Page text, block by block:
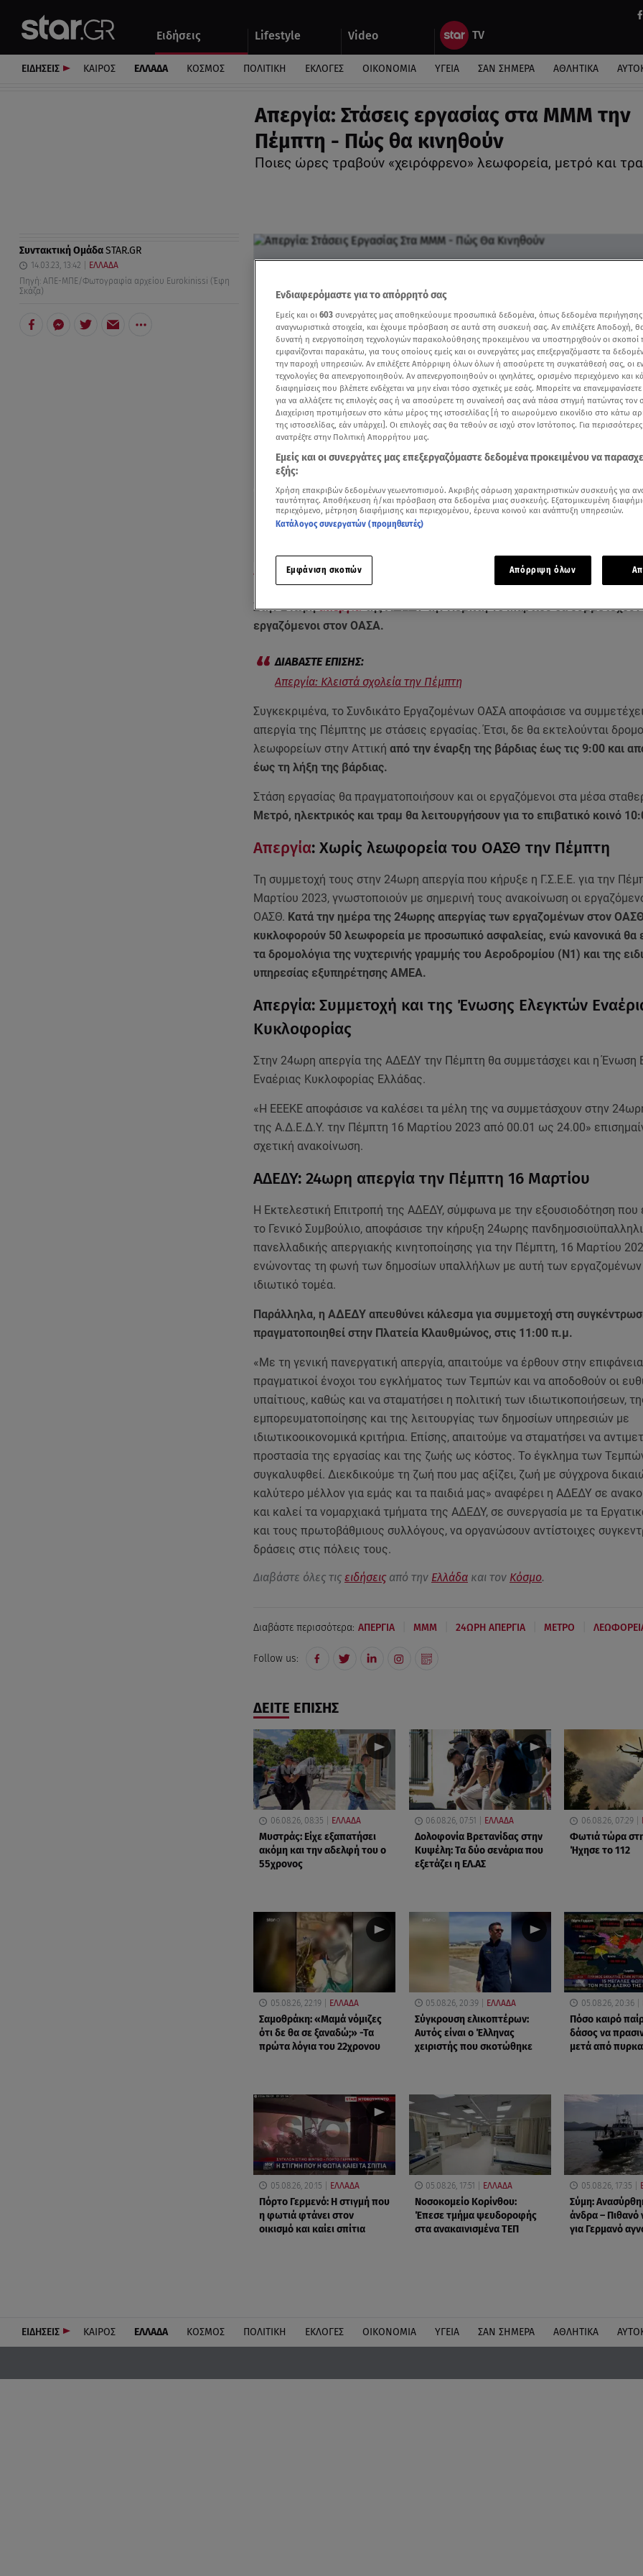
Ειδήσεις Lifestyle Video
Αυτοκίνητο
ΕΙΔΗΣΕΙΣ ΚΑΙΡΟΣ ΕΛΛΑΔΑ ΚΟΣΜΟΣ ΠΟΛΙΤΙΚΗ ΕΚΛΟΓΕΣ ΟΙΚΟΝΟΜΙΑ ΥΓΕΙΑ ΣΑΝ ΣΗΜΕΡΑ ΑΘΛΗΤΙΚΑ
Απεργία: Στάσεις εργασίας στα ΜΜΜ την
Πέμπτη - Πώς θα κινηθούν
Ποιες ώρες τραβούν «χειρόφρενο» λεωφορεία, μετρό και
Συντακτική ΟμάδαSTAR.GR
14.03.23, 13:42
ΕΛΛΑΔΑ
Πηγή: ΑΠΕ-ΜΠΕ/Φωτογραφία αρχείου Eurokinissi (Έφη
Σκάζα)
Δείτε περισσότερα άρθρα μας στα αποτελέσματα αναζήτησης
Μαζικές κινητοποιήσεις σε όλη την Ελλάδα στις 8 Μαρτίου / Βίντεο από το δελτίο του Star
Στην 24ωρηαπεργίατης ΑΔΕΔΥ την Πέμπτη 16 Μαρτίου θα συμμετέχουν
εργαζόμενοι στον ΟΑΣΑ.
Απεργία: Κλειστά σχολεία την Πέμπτη
Συγκεκριμένα, το Συνδικάτο Εργαζομένων ΟΑΣΑ αποφάσισε να
απεργία της Πέμπτης με στάσεις εργασίας. Έτσι, δε θα εκτελούνται
λεωφορείων στην Αττική από την έναρξη της βάρδιας έως τις 9:00 και
έως τη λήξη της βάρδιας.
Στάση εργασίας θα πραγματοποιήσουν και οι εργαζόμενοι στα μέσα
Μετρό, ηλεκτρικός και τραμ θα λειτουργήσουν για το επιβατικό κοινό
Απεργία: Χωρίς λεωφορεία του ΟΑΣΘ την Πέμπτη
Τη συμμετοχή τους στην 24ωρη απεργία που κήρυξε η Γ.Σ.Ε.Ε. για την
Μαρτίου 2023, γνωστοποιούν με σημερινή τους ανακοίνωση οι
ΟΑΣΘ. Κατά την ημέρα της 24ωρης απεργίας των εργαζομένων στον
κυκλοφορούν 50 λεωφορεία με προσωπικό ασφαλείας, ενώ κανονικά θα
τα δρομολόγια της νυχτερινής γραμμής του Αεροδρομίου (Ν1) και της
υπηρεσίας εξυπηρέτησης ΑΜΕΑ.
Απεργία: Συμμετοχή και της Ένωσης Ελεγκτών
Κυκλοφορίας
Στην 24ωρη απεργία της ΑΔΕΔΥ την Πέμπτη θα συμμετάσχει και η Ένωση
Εναέριας Κυκλοφορίας Ελλάδας.
«Η ΕΕΕΚΕ αποφάσισε να καλέσει τα μέλη της να συμμετάσχουν στην
της Α.Δ.Ε.Δ.Υ. την Πέμπτη 16 Μαρτίου 2023 από 00.01 ως 24.00»
σχετική ανακοίνωση.
ΑΔΕΔΥ: 24ωρη απεργία την Πέμπτη 16 Μαρτίου
Η Εκτελεστική Επιτροπή της ΑΔΕΔΥ, σύμφωνα με την εξουσιοδότηση που
το Γενικό Συμβούλιο, αποφάσισε την κήρυξη 24ωρης
πανελλαδικής απεργιακής κινητοποίησης για την Πέμπτη, 16 Μαρτίου
ενώνοντας τη φωνή των δημοσίων υπαλλήλων με αυτή των εργαζομένων
ιδιωτικό τομέα.
Παράλληλα, η ΑΔΕΔΥ απευθύνει κάλεσμα για συμμετοχή στη
πραγματοποιηθεί στην Πλατεία Κλαυθμώνος, στις 11:00 π.μ.
«Με τη γενική πανεργατική απεργία, απαιτούμε να έρθουν στην
πραγματικοί ένοχοι του εγκλήματος των Τεμπών και να αποδοθούν οι
υπαίτιους, καθώς και να σταματήσει η πολιτική των ιδιωτικοποιήσεων,
εμπορευματοποίησης και της λειτουργίας των δημοσίων υπηρεσιών με
ιδιωτικοοικονομικά κριτήρια. Επίσης, απαιτούμε να σταματήσει να
προστασία της εργασίας και της ζωής ως κόστος. Το έγκλημα των
συγκαλυφθεί. Διεκδικούμε τη ζωή που μας αξίζει, ζωή με σύγχρονα
καλύτερο μέλλον για εμάς και τα παιδιά μας» αναφέρει η ΑΔΕΔΥ σε
και καλεί τα νομαρχιακά τμήματα της ΑΔΕΔΥ, σε συνεργασία με τα
και τους πρωτοβάθμιους συλλόγους, να οργανώσουν αντίστοιχες
δράσεις στις πόλεις τους.
Διαβάστε όλες τις ειδήσειςαπό την Ελλάδακαι τον Κόσμο.
Διαβάστε περισσότερα: ΑΠΕΡΓΙΑ ΜΜΜ 24ΩΡΗ ΑΠΕΡΓΙΑ ΜΕΤΡΟ
Follow us:
ΔΕΙΤΕ ΕΠΙΣΗΣ
06.08.26, 08:35 ΕΛΛΑΔΑ
Μυστράς: Είχε εξαπατήσει
ακόμη και την αδελφή του ο
55χρονος
06.08.26, 07:51 ΕΛΛΑΔΑ
Δολοφονία Βρετανίδας στην
Κυψέλη: Τα δύο σενάρια που
εξετάζει η ΕΛ.ΑΣ
06.08.26, 07:29
Φωτιά τώρα
Ήχησε το 112
05.08.26, 22:19 ΕΛΛΑΔΑ
Σαμοθράκη: «Μαμά νόμιζες
ότι δε θα σε ξαναδώ;» -Τα
πρώτα λόγια του 22χρονου
05.08.26, 20:39 ΕΛΛΑΔΑ
Σύγκρουση ελικοπτέρων:
Αυτός είναι ο Έλληνας
χειριστής που σκοτώθηκε
05.08.26, 20:36
Πόσο καιρό
δάσος να
μετά από
05.08.26, 20:15 ΕΛΛΑΔΑ
Πόρτο Γερμενό: Η στιγμή που
η φωτιά φτάνει στον
οικισμό και καίει σπίτια
05.08.26, 17:51 ΕΛΛΑΔΑ
Νοσοκομείο Κορίνθου:
Έπεσε τμήμα ψευδοροφής
στα ανακαινισμένα ΤΕΠ
05.08.26, 17:35
Σύμη:
άνδρα – Πιθανό
για Γερμανό
ΕΙΔΗΣΕΙΣ ΚΑΙΡΟΣ ΕΛΛΑΔΑ ΚΟΣΜΟΣ ΠΟΛΙΤΙΚΗ ΕΚΛΟΓΕΣ ΟΙΚΟΝΟΜΙΑ ΥΓΕΙΑ ΣΑΝ ΣΗΜΕΡΑ ΑΘΛΗΤΙΚΑ
Ενδιαφερόμαστε για το απόρρητό σας
Εμείς και οι 603 συνεργάτες μας αποθηκεύουμε προσωπικά δεδομένα, όπως δεδομένα
αναγνωριστικά στοιχεία, και έχουμε πρόσβαση σε αυτά στη συσκευή σας. Αν επιλέξετε Αποδοχή,
δυνατή η ενεργοποίηση τεχνολογιών παρακολούθησης προκειμένου να υποστηριχθούν οι σκοποί
εμφανίζονται παρακάτω, για τους οποίους εμείς και οι συνεργάτες μας επεξεργαζόμαστε τα
την παροχή υπηρεσιών. Αν επιλέξετε Απόρριψη όλων όλων ή αποσύρετε τη συγκατάθεσή σας, οι
τεχνολογίες θα απενεργοποιηθούν. Αν απενεργοποιηθούν οι ιχνηλάτες, ορισμένο περιεχόμενο και
διαφημίσεις που βλέπετε ενδέχεται να μην είναι τόσο σχετικές με εσάς. Μπορείτε να
για να αλλάξετε τις επιλογές σας ή να αποσύρετε τη συναίνεσή σας ανά πάσα στιγμή πατώντας τον
Διαχείριση προτιμήσεων στο κάτω μέρος της ιστοσελίδας [ή το αιωρούμενο εικονίδιο στο κάτω
της ιστοσελίδας, εάν υπάρχει]. Οι επιλογές σας θα τεθούν σε ισχύ στον Ιστότοπος. Για
ανατρέξτε στην Πολιτική Απορρήτου μας.
Εμείς και οι συνεργάτες μας επεξεργαζόμαστε δεδομένα προκειμένου να
εξής:
Χρήση επακριβών δεδομένων γεωεντοπισμού. Ακριβής σάρωση χαρακτηριστικών συσκευής για
ταυτότητας. Αποθήκευση ή/και πρόσβαση στα δεδομένα μιας συσκευής. Εξατομικευμένη
περιεχόμενο, μέτρηση διαφήμισης και περιεχομένου, έρευνα κοινού και ανάπτυξη υπηρεσιών.
Κατάλογος συνεργατών (προμηθευτές)
Εμφάνιση σκοπών Απόρριψη όλων